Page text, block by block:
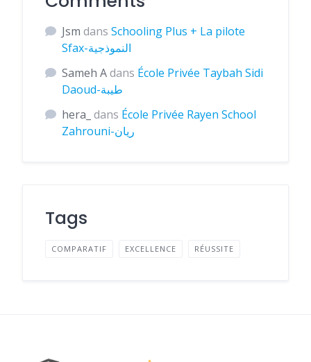
Jsm dans Schooling Plus + La pilote
Sfax-النموذجية
Sameh Adans École Privée Taybah Sidi
Daoud-طيبة
hera_ dans École Privée Rayen School
Zahrouni-ريان
Tags
COMPARATIF EXCELLENCE RÉUSSITE